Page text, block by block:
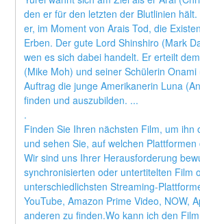
den er für den letzten der Blutlinien
er, im Moment von Arais Tod, die
Erben. Der gute Lord Shinshiro (Mark
wen es sich dabei handelt. Er erteilt
(Mike Moh) und seiner Schülerin
Auftrag die junge Amerikanerin Luna
finden und auszubilden. ...
.
Finden Sie Ihren nächsten Film, um ihn
und sehen Sie, auf welchen
Wir sind uns Ihrer Herausforderung
synchronisierten oder untertitelten Film
unterschiedlichsten Streaming-
YouTube, Amazon Prime Video, NOW,
anderen zu finden.Wo kann ich den